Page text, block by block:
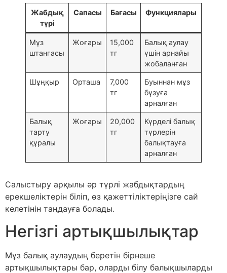
Жабдық
түрі
Сапасы Бағасы Функциялары
Мұз
штангасы
Жоғары
15,000
тг
Балық аулау
үшін арнайы
жобаланған
Шұңқыр Орташа
7,000
тг
Буыннан мұз
бұзуға
арналған
Балық
тарту
құралы
Жоғары
20,000
тг
Күрделі балық
түрлерін
балықтауға
арналған
Салыстыру арқылы әр түрлі жабдықтардың
ерекшеліктерін біліп, өз қажеттіліктеріңізге сай
келетінін таңдауға болады.
Негізгі артықшылықтар
Мұз балық аулаудың беретін бірнеше
артықшылықтары бар, оларды білу балықшыларды